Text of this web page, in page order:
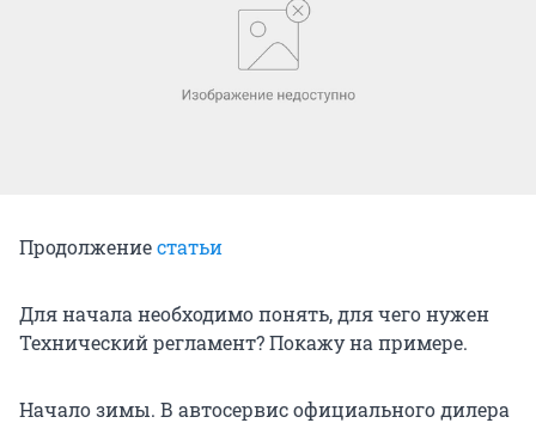
Продолжениестатьи
Для начала необходимо понять, для чего нужен
Технический регламент? Покажу на примере.
Начало зимы. В автосервис официального дилера